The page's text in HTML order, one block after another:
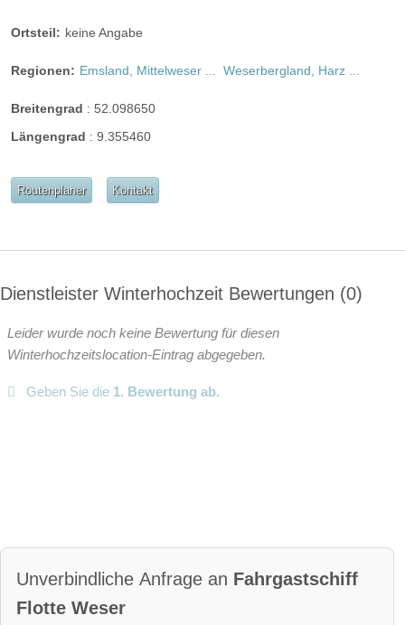
mögliche Tischformate:
Einzeltische rund
Einzeltische eckig
Tafel
Hussen:
barrierefreie Location
Video
Broschüre Video der Location
Perfekte Jahreszeit Helikopterlandeplatz
Candybar Fotobox
Ortsteil: keine Angabe
Regionen: Emsland, Mittelweser ... Weserbergland, Harz ...
Breitengrad : 52.098650
Längengrad : 9.355460
Routenplaner Kontakt
Dienstleister Winterhochzeit Bewertungen 0
Leider wurde noch keine Bewertung für diesen
Winterhochzeitslocation-Eintrag abgegeben.
Geben Sie die 1. Bewertung ab.
Unverbindliche Anfrage an Fahrgastschiff
Flotte Weser